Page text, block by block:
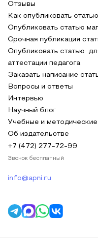
Отзывы
Как опубликовать
Опубликовать статью
Срочная публикация
Опубликовать статью
аттестации педагога
Заказать написание
Вопросы и ответы
Интервью
Научный блог
Учебные и методические
Об издательстве
+7 (472) 277-72-99
Звонок бесплатный
info@apni.ru